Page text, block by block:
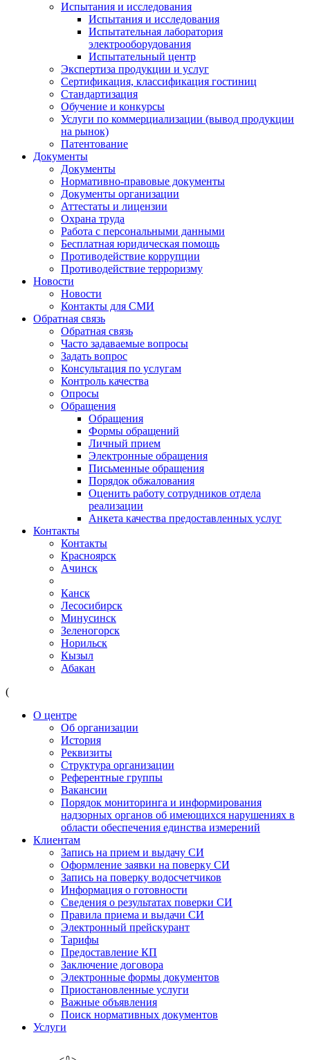
Испытания и исследования
Испытания и исследования
Испытательная лаборатория
электрооборудования
Испытательный центр
Экспертиза продукции и услуг
Сертификация, классификация гостиниц
Стандартизация
Обучение и конкурсы
Услуги по коммерциализации (вывод продукции
на рынок)
Патентование
Документы
Документы
Нормативно-правовые документы
Документы организации
Аттестаты и лицензии
Охрана труда
Работа с персональными данными
Бесплатная юридическая помощь
Противодействие коррупции
Противодействие терроризму
Новости
Новости
Контакты для СМИ
Обратная связь
Обратная связь
Часто задаваемые вопросы
Задать вопрос
Консультация по услугам
Контроль качества
Опросы
Обращения
Обращения
Формы обращений
Личный прием
Электронные обращения
Письменные обращения
Порядок обжалования
Оценить работу сотрудников отдела
реализации
Анкета качества предоставленных услуг
Контакты
Контакты
Красноярск
Ачинск
Канск
Лесосибирск
Минусинск
Зеленогорск
Норильск
Кызыл
Абакан
(
О центре
Об организации
История
Реквизиты
Структура организации
Референтные группы
Вакансии
Порядок мониторинга и информирования
надзорных органов об имеющихся нарушениях в
области обеспечения единства измерений
Клиентам
Запись на прием и выдачу СИ
Оформление заявки на поверку СИ
Запись на поверку водосчетчиков
Информация о готовности
Сведения о результатах поверки СИ
Правила приема и выдачи СИ
Электронный прейскурант
Тарифы
Предоставление КП
Заключение договора
Электронные формы документов
Приостановленные услуги
Важные объявления
Поиск нормативных документов
Услуги